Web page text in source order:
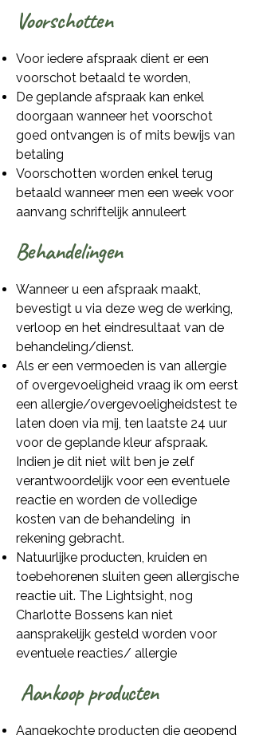
Voorschotten
Voor iedere afspraak dient er een
voorschot betaald te worden,
De geplande afspraak kan enkel
doorgaan wanneer het voorschot
goed ontvangen is of mits bewijs van
betaling
Voorschotten worden enkel terug
betaald wanneer men een week voor
aanvang schriftelijk annuleert
Behandelingen
Wanneer u een afspraak maakt,
bevestigt u via deze weg de werking,
verloop en het eindresultaat van de
behandeling/dienst.
Als er een vermoeden is van allergie
of overgevoeligheid vraag ik om eerst
een allergie/overgevoeligheidstest te
laten doen via mij, ten laatste 24 uur
voor de geplande kleur afspraak.
Indien je dit niet wilt ben je zelf
verantwoordelijk voor een eventuele
reactie en worden de volledige
kosten van de behandeling in
rekening gebracht.
Natuurlijke producten, kruiden en
toebehorenen sluiten geen allergische
reactie uit. The Lightsight, nog
Charlotte Bossens kan niet
aansprakelijk gesteld worden voor
eventuele reacties/ allergie
Aankoop producten
​Aangekochte producten die geopend